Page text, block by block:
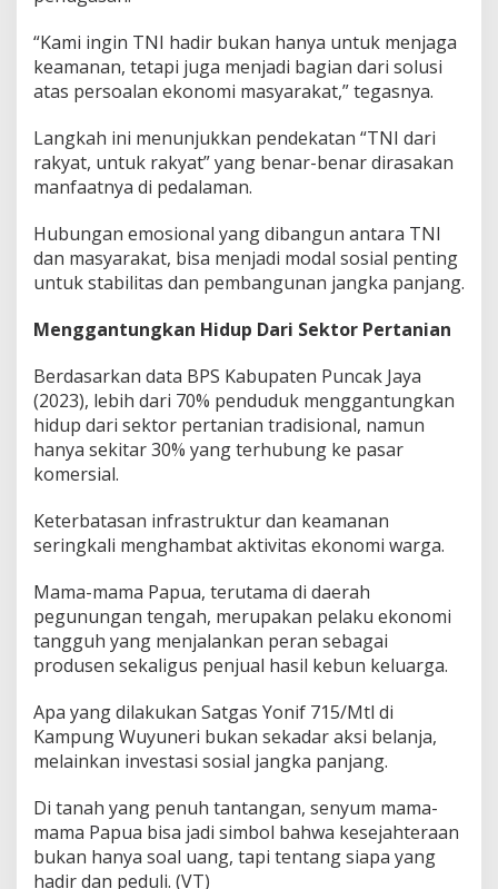
“Kami ingin TNI hadir bukan hanya untuk menjaga
keamanan, tetapi juga menjadi bagian dari solusi
atas persoalan ekonomi masyarakat,” tegasnya.
Langkah ini menunjukkan pendekatan “TNI dari
rakyat, untuk rakyat” yang benar-benar dirasakan
manfaatnya di pedalaman.
Hubungan emosional yang dibangun antara TNI
dan masyarakat, bisa menjadi modal sosial penting
untuk stabilitas dan pembangunan jangka panjang.
Menggantungkan Hidup Dari Sektor Pertanian
Berdasarkan data BPS Kabupaten Puncak Jaya
(2023), lebih dari 70% penduduk menggantungkan
hidup dari sektor pertanian tradisional, namun
hanya sekitar 30% yang terhubung ke pasar
komersial.
Keterbatasan infrastruktur dan keamanan
seringkali menghambat aktivitas ekonomi warga.
Mama-mama Papua, terutama di daerah
pegunungan tengah, merupakan pelaku ekonomi
tangguh yang menjalankan peran sebagai
produsen sekaligus penjual hasil kebun keluarga.
Apa yang dilakukan Satgas Yonif 715/Mtl di
Kampung Wuyuneri bukan sekadar aksi belanja,
melainkan investasi sosial jangka panjang.
Di tanah yang penuh tantangan, senyum mama-
mama Papua bisa jadi simbol bahwa kesejahteraan
bukan hanya soal uang, tapi tentang siapa yang
hadir dan peduli. (VT)